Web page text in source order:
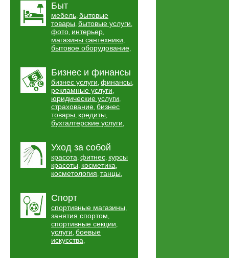
Быт
мебель, бытовые
товары, бытовые услуги,
фото, интерьер,
магазины сантехники,
бытовое оборудование,
Бизнес и финансы
бизнес услуги, финансы,
рекламные услуги,
юридические услуги,
страхование, бизнес
товары, кредиты,
бухгалтерские услуги,
Уход за собой
красота, фитнес, курсы
красоты, косметика,
косметология, танцы,
Спорт
спортивные магазины,
занятия спортом,
спортивные секции,
услуги, боевые
искусства,